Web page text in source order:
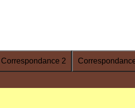
Correspondance 2